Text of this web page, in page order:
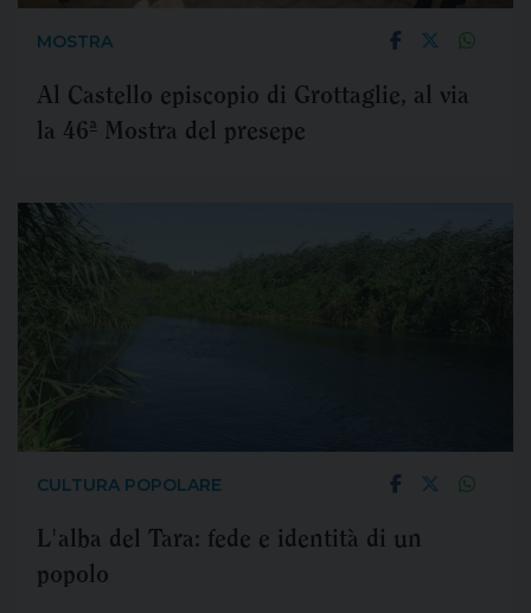
MOSTRA
Al Castello episcopio di Grottaglie, al via
la 46ª Mostra del presepe
CULTURA POPOLARE
L'alba del Tara: fede e identità di un
popolo